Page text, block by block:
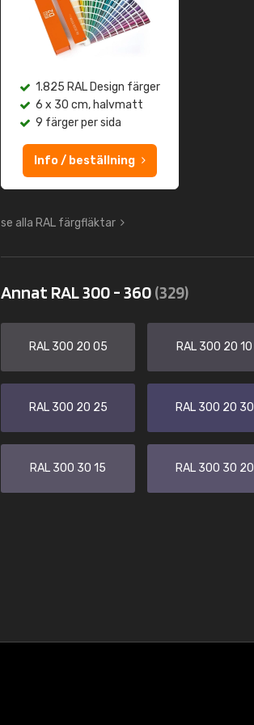
1.825 RAL Design färger
6 x 30 cm, halvmatt
9 färger per sida
Info / beställning
se alla RAL färgfläktar
Annat RAL 300 - 360(329)
RAL 300 20 05 RAL 300 20 10
RAL 300 20 25 RAL 300 20 30
RAL 300 30 15 RAL 300 30 20